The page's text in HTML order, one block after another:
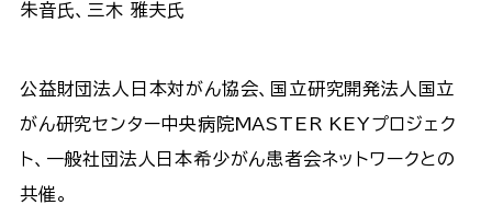
朱音氏、三木 雅夫氏
公益財団法人日本対がん協会、国立研究開発法人国立
がん研究センター中央病院MASTER KEYプロジェク
ト、一般社団法人日本希少がん患者会ネットワークとの
共催。